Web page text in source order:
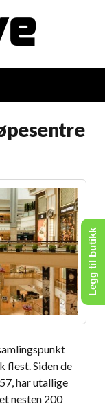
flest. Siden de
har utallige
nesten 200
Legg til butikk